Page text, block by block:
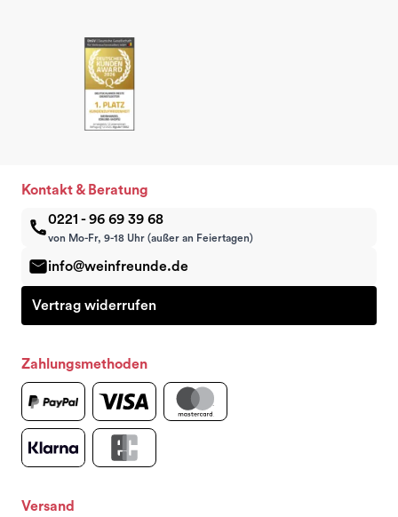
Kontakt & Beratung
0221 - 96 69 39 68
von Mo-Fr, 9-18 Uhr (außer an Feiertagen)
info@weinfreunde.de
Vertrag widerrufen
Zahlungsmethoden
Versand